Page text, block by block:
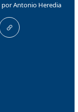
por Antonio Heredia